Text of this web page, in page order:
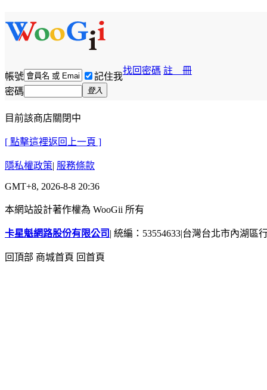
帳號 記住我
找回密碼 註 冊
密碼 登入
目前該商店關閉中
[ 點擊這裡返回上一頁 ]
隱私權政策| 服務條款
GMT+8, 2026-8-8 20:36
本網站設計著作權為 WooGii 所有
卡星魁網路股份有限公司 | 統編：53554633|台灣台北市內湖區
回頂部 商城首頁 回首頁